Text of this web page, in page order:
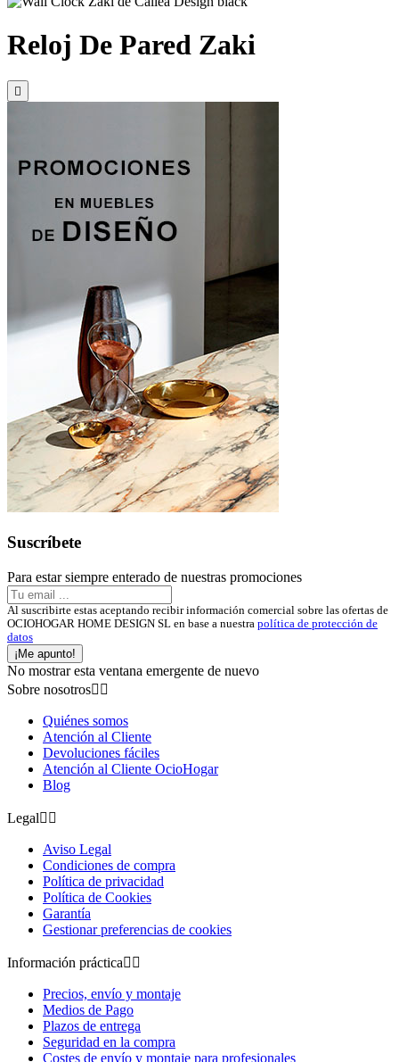
Reloj De Pared Zaki

Suscríbete
Para estar siempre enterado de nuestras promociones
Al suscribirte estas aceptando recibir información comercial sobre las ofertas de
OCIOHOGAR HOME DESIGN SL en base a nuestra política de protección de
datos
¡Me apunto!
No mostrar esta ventana emergente de nuevo
Sobre nosotros 
Quiénes somos
Atención al Cliente
Devoluciones fáciles
Atención al Cliente OcioHogar
Blog
Legal 
Aviso Legal
Condiciones de compra
Política de privacidad
Política de Cookies
Garantía
Gestionar preferencias de cookies
Información práctica 
Precios, envío y montaje
Medios de Pago
Plazos de entrega
Seguridad en la compra
Costes de envío y montaje para profesionales